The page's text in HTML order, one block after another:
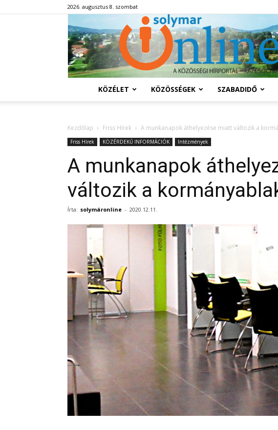
2026. augusztus 8. szombat
KÖZÉLET KÖZÖSSÉGEK SZABADIDŐ
Kezdőlap Friss Hírek A munkanapok áthelyezése miatt változik a
Friss Hírek KÖZÉRDEKŰ INFORMÁCIÓK Intézmények
A munkanapok
változik a
Írta: solymáronline - 2020.12.11.